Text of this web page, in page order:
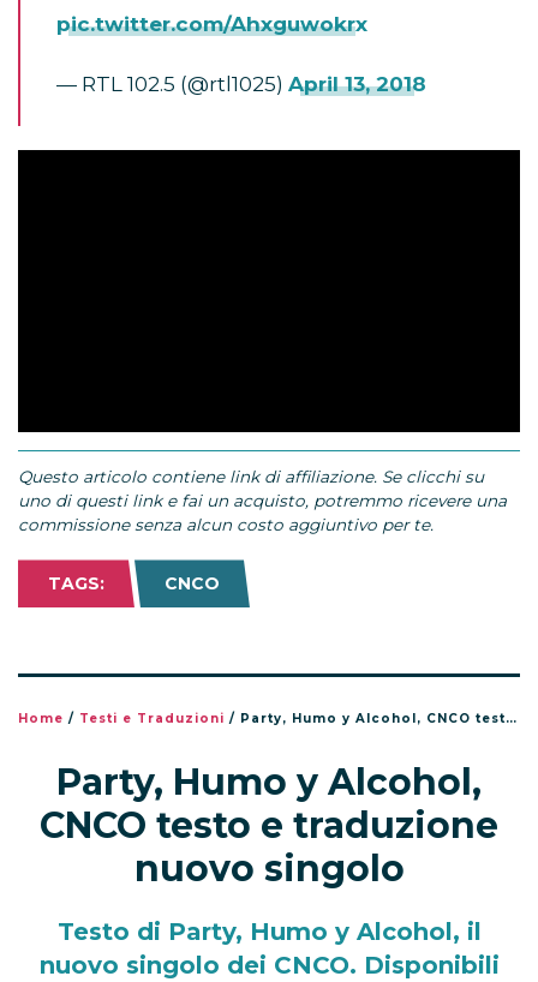
pic.twitter.com/Ahxguwokrx
— RTL 102.5 (@rtl1025) April 13, 2018
Questo articolo contiene link di affiliazione. Se clicchi su
uno di questi link e fai un acquisto, potremmo ricevere una
commissione senza alcun costo aggiuntivo per te.
TAGS: CNCO
Home / Testi e Traduzioni / Party, Humo y Alcohol, CNCO testo e traduzione nuovo singolo
Party, Humo y Alcohol,
CNCO testo e traduzione
nuovo singolo
Testo di Party, Humo y Alcohol, il
nuovo singolo dei CNCO. Disponibili